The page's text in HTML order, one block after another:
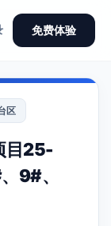
免费体验
区
目25-
9#、